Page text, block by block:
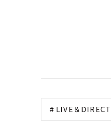
# LIVE＆DIRECT